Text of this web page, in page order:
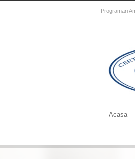
Programari
Acasa